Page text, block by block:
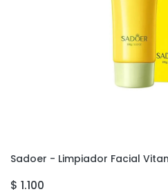
Sadoer - Limpiador Facial
$ 1.100